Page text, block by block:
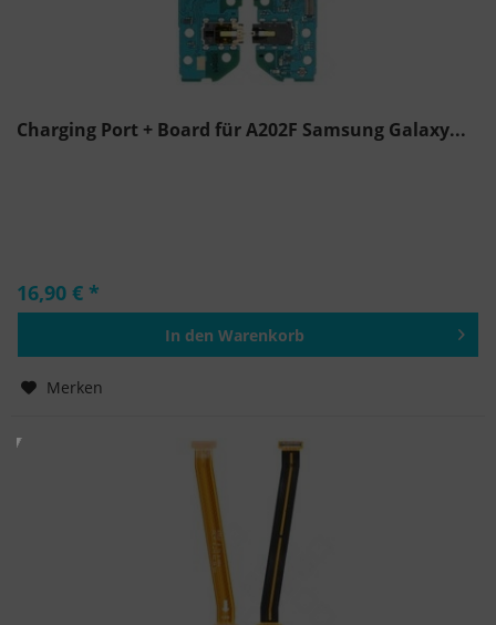
Charging Port + Board für A202F Samsung Galaxy...
16,90 € *
In den Warenkorb
Merken